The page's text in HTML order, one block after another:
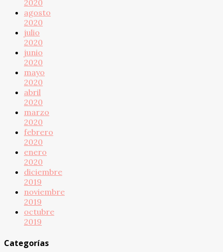
2020
agosto
2020
julio
2020
junio
2020
mayo
2020
abril
2020
marzo
2020
febrero
2020
enero
2020
diciembre
2019
noviembre
2019
octubre
2019
Categorías